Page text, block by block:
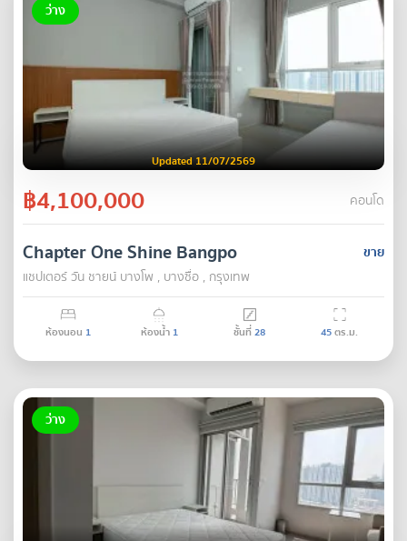
ว่าง
Updated 11/07/2569
฿4,100,000 คอนโด
ขาย
Chapter One Shine Bangpo
แชปเตอร์ วัน ชายน์ บางโพ , บางซื่อ , กรุงเทพ
ห้องนอน 1 ห้องน้ำ 1 ชั้นที่28 45ตร.ม.
ว่าง